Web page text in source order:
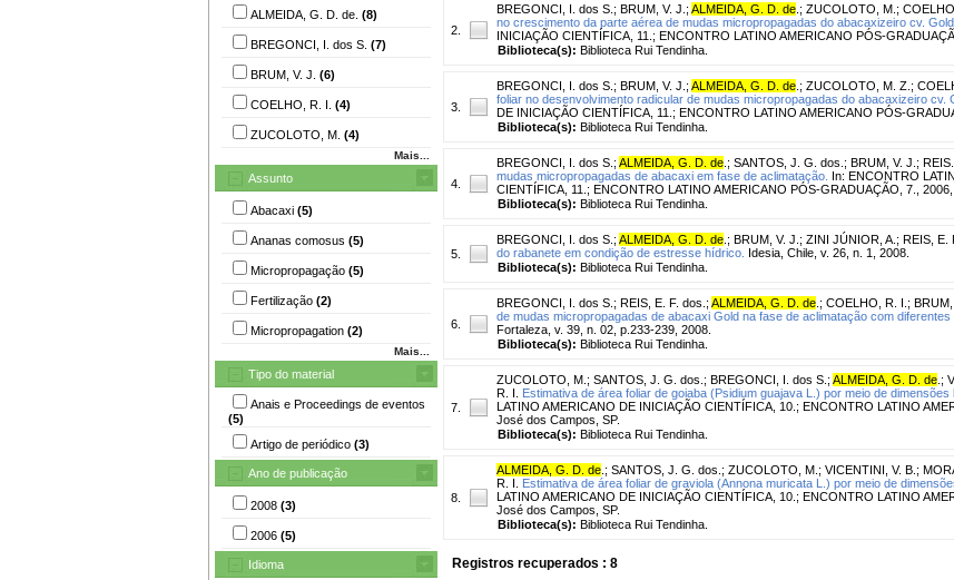
ALMEIDA, G. D. de. (8)
BREGONCI, I. dos S. (7)
BRUM, V. J. (6)
COELHO, R. I. (4)
ZUCOLOTO, M. (4)
Mais...
Assunto
Abacaxi (5)
Ananas comosus (5)
Micropropagação (5)
Fertilização (2)
Micropropagation (2)
Mais...
Tipo do material
Anais e Proceedings de eventos
(5)
Artigo de periódico (3)
Ano de publicação
2008 (3)
2006 (5)
Idioma
2.
BREGONCI, I. dos S. ; BRUM, V. J. ; ALMEIDA, G. D. de ; ZUCOLOTO, M. ;
no crescimento da parte aérea de mudas micropropagadas do abacaxizeiro cv. Gold.
INICIAÇÃO CIENTÍFICA, 11.; ENCONTRO LATINO AMERICANO PÓS-
Biblioteca(s): Biblioteca Rui Tendinha.
3.
BREGONCI, I. dos S. ; BRUM, V. J. ; ALMEIDA, G. D. de ; ZUCOLOTO, M. Z. ;
foliar no desenvolvimento radicular de mudas micropropagadas do abacaxizeiro cv.
DE INICIAÇÃO CIENTÍFICA, 11.; ENCONTRO LATINO AMERICANO PÓS-
Biblioteca(s): Biblioteca Rui Tendinha.
4.
BREGONCI, I. dos S. ; ALMEIDA, G. D. de ; SANTOS, J. G. dos. ; BRUM, V. J. ;
mudas micropropagadas de abacaxi em fase de aclimatação. In: ENCONTRO
CIENTÍFICA, 11.; ENCONTRO LATINO AMERICANO PÓS-GRADUAÇÃO, 7.,
Biblioteca(s): Biblioteca Rui Tendinha.
5.
BREGONCI, I. dos S. ; ALMEIDA, G. D. de ; BRUM, V. J. ; ZINI JÚNIOR, A. ; REIS, E.
do rabanete em condição de estresse hídrico. Idesia, Chile, v. 26, n. 1, 2008.
Biblioteca(s): Biblioteca Rui Tendinha.
6.
BREGONCI, I. dos S. ; REIS, E. F. dos. ; ALMEIDA, G. D. de ; COELHO, R. I. ; BRUM,
de mudas micropropagadas de abacaxi Gold na fase de aclimatação com diferentes
Fortaleza, v. 39, n. 02, p.233-239, 2008.
Biblioteca(s): Biblioteca Rui Tendinha.
7.
ZUCOLOTO, M. ; SANTOS, J. G. dos. ; BREGONCI, I. dos S. ; ALMEIDA, G. D. de ;
R. I.
Estimativa de área foliar de goiaba (Psidium guajava L.) por meio de dimensões
LATINO AMERICANO DE INICIAÇÃO CIENTÍFICA, 10.; ENCONTRO LATINO
José dos Campos, SP.
Biblioteca(s): Biblioteca Rui Tendinha.
8.
ALMEIDA, G. D. de ; SANTOS, J. G. dos. ; ZUCOLOTO, M. ; VICENTINI, V. B. ;
R. I.
Estimativa de área foliar de graviola (Annona muricata L.) por meio de
LATINO AMERICANO DE INICIAÇÃO CIENTÍFICA, 10.; ENCONTRO LATINO
José dos Campos, SP.
Biblioteca(s): Biblioteca Rui Tendinha.
Registros recuperados : 8